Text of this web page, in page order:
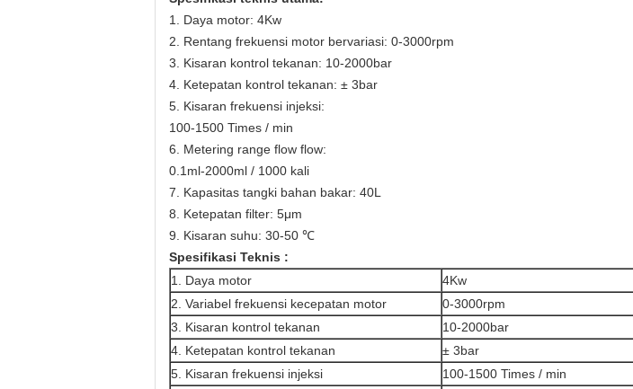
1. Daya motor: 4Kw
2. Rentang frekuensi motor bervariasi: 0-3000rpm
3. Kisaran kontrol tekanan: 10-2000bar
4. Ketepatan kontrol tekanan: ± 3bar
5. Kisaran frekuensi injeksi:
100-1500 Times / min
6. Metering range flow flow:
0.1ml-2000ml / 1000 kali
7. Kapasitas tangki bahan bakar: 40L
8. Ketepatan filter: 5μm
9. Kisaran suhu: 30-50 ℃
Spesifikasi Teknis :
1. Daya motor
4Kw
2. Variabel frekuensi kecepatan motor
0-3000rpm
3. Kisaran kontrol tekanan
10-2000bar
4. Ketepatan kontrol tekanan
± 3bar
5. Kisaran frekuensi injeksi
100-1500 Times / min